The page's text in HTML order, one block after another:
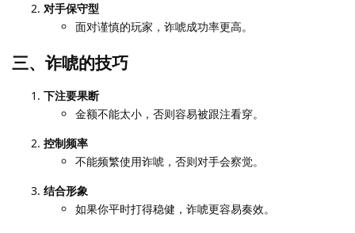
对手保守型
面对谨慎的玩家，诈唬成功率更高。
三、诈唬的技巧
下注要果断
金额不能太小，否则容易被跟注看穿。
控制频率
不能频繁使用诈唬，否则对手会察觉。
结合形象
如果你平时打得稳健，诈唬更容易奏效。